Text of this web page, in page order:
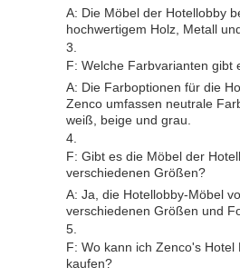
A: Die Möbel der Hotellobby
hochwertigem Holz, Metall
F: Welche Farbvarianten gibt
A: Die Farboptionen für die
Zenco umfassen neutrale
weiß, beige und grau.
F: Gibt es die Möbel der
verschiedenen Größen?
A: Ja, die Hotellobby-Möbel
verschiedenen Größen und
F: Wo kann ich Zenco's Hotel
kaufen?